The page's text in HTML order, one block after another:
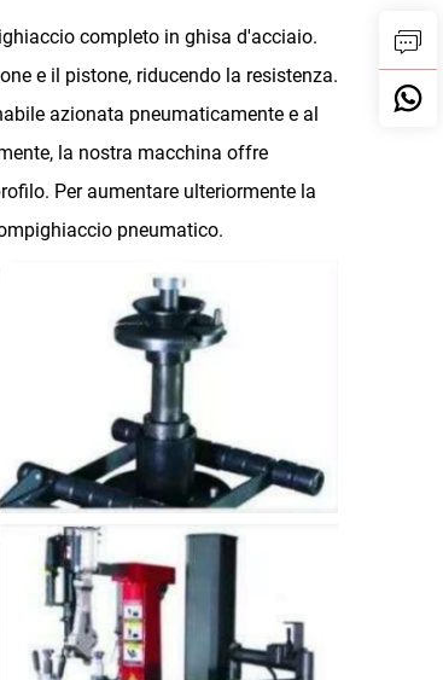
completo in ghisa d'acciaio.
e il pistone, riducendo la resistenza.
azionata pneumaticamente e al
la nostra macchina offre
Per aumentare ulteriormente la
pneumatico.